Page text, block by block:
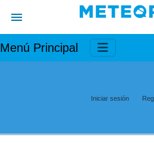
Menú Principal
Iniciar sesión